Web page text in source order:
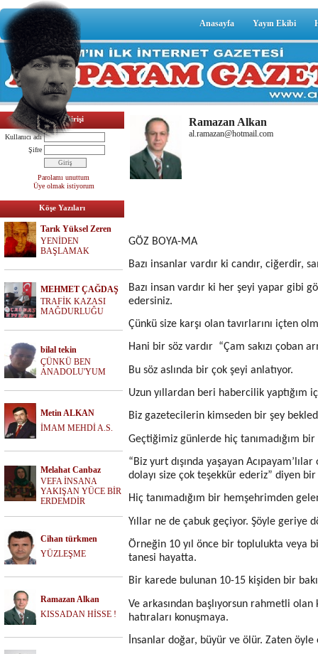
Anasayfa Yayın Ekibi
Üyelik Girişi
Kullanıcı adı
Şifre
Parolamı unuttum
Üye olmak istiyorum
Köşe Yazıları
Tarık Yüksel Zeren
YENİDEN
BAŞLAMAK
MEHMET ÇAĞDAŞ
TRAFİK KAZASI
MAĞDURLUĞU
bilal tekin
ÇÜNKÜ BEN
ANADOLU'YUM
Metin ALKAN
İMAM MEHDİ A.S.
Melahat Canbaz
VEFA İNSANA
YAKIŞAN YÜCE BİR
ERDEMDİR
Cihan türkmen
YÜZLEŞME
Ramazan Alkan
KISSADAN HİSSE !
Ramazan Alkan
al.ramazan@hotmail.com
GÖZ BOYA-MA
Bazı insanlar vardır ki candır, ciğerdir,
Bazı insan vardır ki her şeyi yapar gibi
edersiniz.
Çünkü size karşı olan tavırlarını içten
Hani bir söz vardır “Çam sakızı çoban
Bu söz aslında bir çok şeyi anlatıyor.
Uzun yıllardan beri habercilik yaptığım
Biz gazetecilerin kimseden bir şey
Geçtiğimiz günlerde hiç tanımadığım
“Biz yurt dışında yaşayan
dolayı size çok teşekkür ederiz” diyen
Hiç tanımadığım bir hemşehrimden
Yıllar ne de çabuk geçiyor. Şöyle geriye
Örneğin 10 yıl önce bir toplulukta veya
tanesi hayatta.
Bir karede bulunan 10-15 kişiden bir
Ve arkasından başlıyorsun rahmetli
hatıraları konuşmaya.
İnsanlar doğar, büyür ve ölür. Zaten